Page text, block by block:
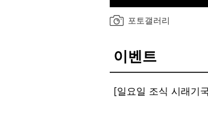
포토갤러리
이벤트
[일요일 조식 시래기